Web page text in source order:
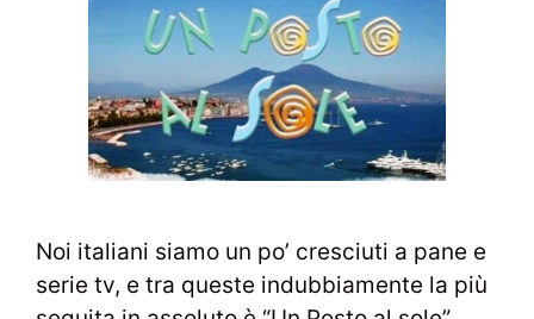
Noi italiani siamo un po’ cresciuti a pane e
serie tv, e tra queste indubbiamente la più